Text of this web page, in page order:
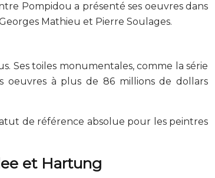
Pompidou a présenté ses oeuvres dans
Mathieu et Pierre Soulages.
Ses toiles monumentales, comme la série
oeuvres à plus de 86 millions de dollars
de référence absolue pour les peintres
et Hartung